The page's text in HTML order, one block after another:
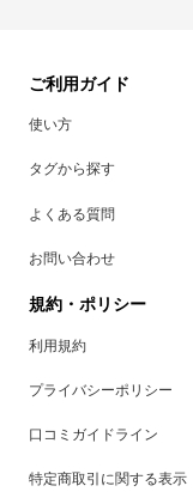
ご利用ガイド
使い方
タグから探す
よくある質問
お問い合わせ
規約・ポリシー
利用規約
プライバシーポリシー
口コミガイドライン
特定商取引に関する表示